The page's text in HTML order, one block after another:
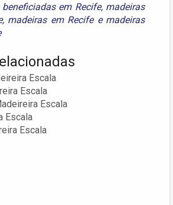
em Recife, madeiras
, madeiras em Recifee madeiras
Escala
Escala
Escala
Escala
Escala